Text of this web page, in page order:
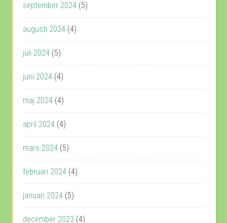
september 2024 (5)
augusti 2024 (4)
juli 2024 (5)
juni 2024 (4)
maj 2024 (4)
april 2024 (4)
mars 2024 (5)
februari 2024 (4)
januari 2024 (5)
december 2023 (4)